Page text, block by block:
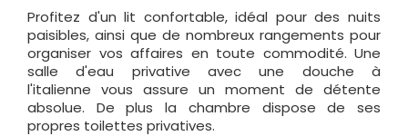
Profitez d'un lit confortable, idéal pour des nuits
paisibles, ainsi que de nombreux rangements pour
organiser vos affaires en toute commodité. Une
salle d'eau privative avec une douche à
l'italienne vous assure un moment de détente
absolue. De plus la chambre dispose de ses
propres toilettes privatives.